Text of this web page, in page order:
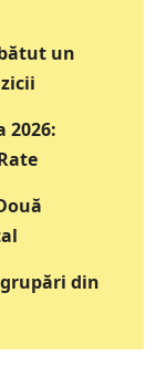
un
2026:
grupări din